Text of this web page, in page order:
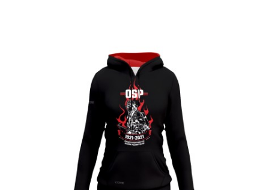
do koszyka